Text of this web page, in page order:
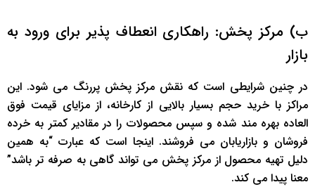
ب) مرکز پخش: راهکاری انعطاف پذیر برای ورود به
بازار
در چنین شرایطی است که نقش مرکز پخش پررنگ می شود. این
مراکز با خرید حجم بسیار بالایی از کارخانه، از مزایای قیمت فوق
العاده بهره مند شده و سپس محصولات را در مقادیر کمتر به خرده
فروشان و بازاریابان می فروشند. اینجا است که عبارت “به همین
دلیل تهیه محصول از مرکز پخش می تواند گاهی به صرفه تر باشد”
معنا پیدا می کند.